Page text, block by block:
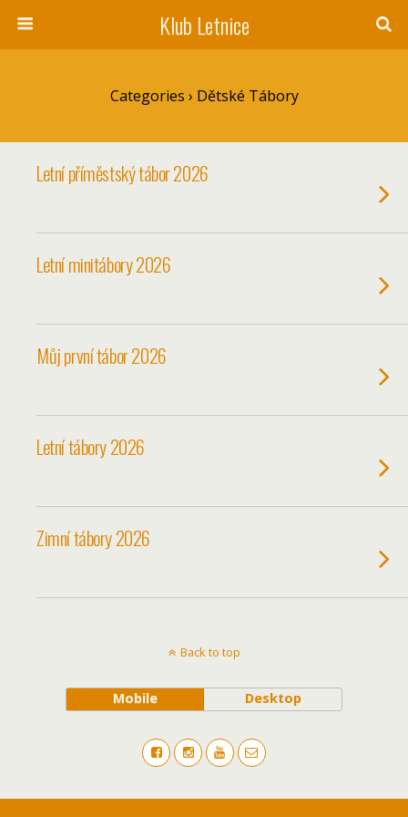
Klub Letnice
Categories › Dětské Tábory
Letní příměstský tábor 2026
Letní minitábory 2026
Můj první tábor 2026
Letní tábory 2026
Zimní tábory 2026
Back to top
Mobile Desktop